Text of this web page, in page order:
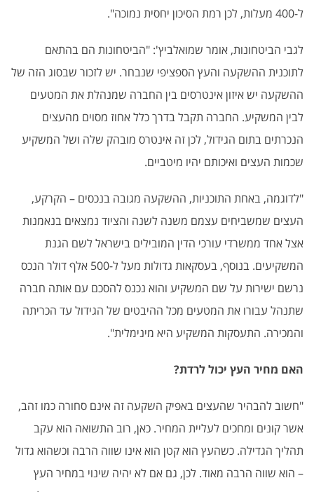
ל-400 מעלות, לכן רמת הסיכון יחסית נמוכה".
לגבי הביטחונות, אומר שמואלביץ': "הביטחונות הם בהתאם
לתוכנית ההשקעה והעץ הספציפי שנבחר. יש לזכור שבסוג הזה של
ההשקעה יש איזון אינטרסים בין החברה שמנהלת את המטעים
לבין המשקיע. החברה תקבל בדרך כלל אחוז מסוים מהעצים
הנכרתים בתום הגידול, לכן זה אינטרס מובהק שלה ושל המשקיע
שכמות העצים ואיכותם יהיו מיטביים.
"לדוגמה, באחת התוכניות, ההשקעה מגובה בנכסים – הקרקע,
העצים שמשביחים עצמם משנה לשנה והציוד נמצאים בנאמנות
אצל אחד ממשרדי עורכי הדין המובילים בישראל לשם הגנת
המשקיעים. בנוסף, בעסקאות גדולות מעל ל-500 אלף דולר הנכס
נרשם ישירות על שם המשקיע והוא נכנס להסכם עם אותה חברה
שתנהל עבורו את המטעים מכל ההיבטים של הגידול עד הכריתה
והמכירה. התעסקות המשקיע היא מינימלית".
האם מחיר העץ יכול לרדת?
"חשוב להבהיר שהעצים באפיק השקעה זה אינם סחורה כמו זהב,
אשר קונים ומחכים לעליית המחיר. כאן, רוב התשואה הוא עקב
תהליך הגדילה. כשהעץ הוא קטן הוא אינו שווה הרבה וכשהוא גדול
– הוא שווה הרבה מאוד. לכן, גם אם לא יהיה שינוי במחיר העץ